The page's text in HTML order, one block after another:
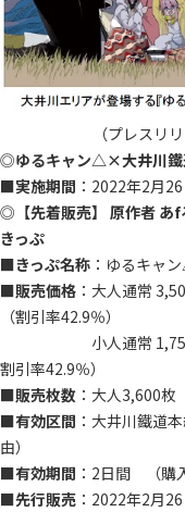
（プレスリ
◎ゆるキャン△×大井川鐵
■実施期間 ：2022年2月
◎ 【先着販売】 原作者
きっぷ
■きっぷ名称 ：ゆるキャ
■販売価格 ：大人通常
（割引率42.9％）
小人通常 1,750円の
割引率42.9％）
■販売枚数 ：大人3,600
■有効区間 ：大井川鐵道
由）
■有効期間 ：2日間 （購
■先行販売 ：2022年2月